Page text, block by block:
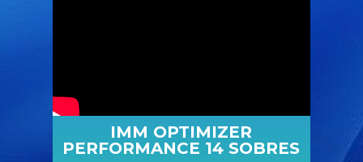
IMM OPTIMIZER
PERFORMANCE 14 SOBRES